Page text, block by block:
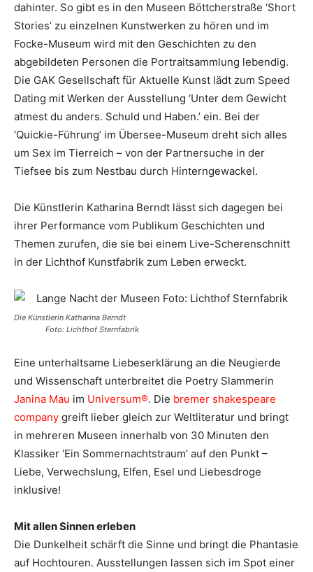
dahinter. So gibt es in den Museen Böttcherstraße ‘Short
Stories’ zu einzelnen Kunstwerken zu hören und im
Focke-Museum wird mit den Geschichten zu den
abgebildeten Personen die Portraitsammlung lebendig.
Die GAK Gesellschaft für Aktuelle Kunst lädt zum Speed
Dating mit Werken der Ausstellung ‘Unter dem Gewicht
atmest du anders. Schuld und Haben.’ ein. Bei der
‘Quickie-Führung’ im Übersee-Museum dreht sich alles
um Sex im Tierreich – von der Partnersuche in der
Tiefsee bis zum Nestbau durch Hinterngewackel.
Die Künstlerin Katharina Berndt lässt sich dagegen bei
ihrer Performance vom Publikum Geschichten und
Themen zurufen, die sie bei einem Live-Scherenschnitt
in der Lichthof Kunstfabrik zum Leben erweckt.
Die Künstlerin Katharina Berndt
Foto: Lichthof Sternfabrik
Eine unterhaltsame Liebeserklärung an die Neugierde
und Wissenschaft unterbreitet die Poetry Slammerin
Janina Mau im Universum®. Die bremer shakespeare
company greift lieber gleich zur Weltliteratur und bringt
in mehreren Museen innerhalb von 30 Minuten den
Klassiker ‘Ein Sommernachtstraum’ auf den Punkt –
Liebe, Verwechslung, Elfen, Esel und Liebesdroge
inklusive!
Mit allen Sinnen erleben
Die Dunkelheit schärft die Sinne und bringt die Phantasie
auf Hochtouren. Ausstellungen lassen sich im Spot einer